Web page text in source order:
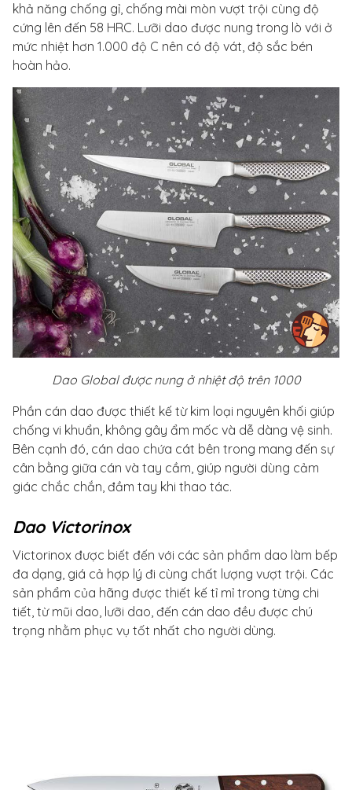
khả năng chống gỉ, chống mài mòn vượt trội cùng độ
cứng lên đến 58 HRC. Lưỡi dao được nung trong lò với ở
mức nhiệt hơn 1.000 độ C nên có độ vát, độ sắc bén
hoàn hảo.
Dao Global được nung ở nhiệt độ trên 1000
Phần cán dao được thiết kế từ kim loại nguyên khối giúp
chống vi khuẩn, không gây ẩm mốc và dễ dàng vệ sinh.
Bên cạnh đó, cán dao chứa cát bên trong mang đến sự
cân bằng giữa cán và tay cầm, giúp người dùng cảm
giác chắc chắn, đầm tay khi thao tác.
Dao Victorinox
Victorinox được biết đến với các sản phẩm dao làm bếp
đa dạng, giá cả hợp lý đi cùng chất lượng vượt trội. Các
sản phẩm của hãng được thiết kế tỉ mỉ trong từng chi
tiết, từ mũi dao, lưỡi dao, đến cán dao đều được chú
trọng nhằm phục vụ tốt nhất cho người dùng.